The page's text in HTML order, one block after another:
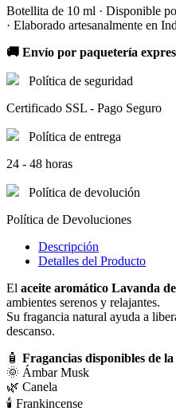
Botellita de 10 ml · Disponible
· Elaborado artesanalmente en
🚚 Envío por paquetería
Política de seguridad
Certificado SSL - Pago Seguro
Política de entrega
24 - 48 horas
Política de devolución
Política de Devoluciones
Descripción
Detalles del Producto
El aceite aromático Lavanda
ambientes serenos y relajantes.
Su fragancia natural ayuda a
descanso.
🧴 Fragancias disponibles de
🌞 Ámbar Musk
🌿 Canela
🕯️ Frankincense